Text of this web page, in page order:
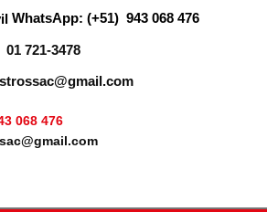
WhatsApp: (+51) 943 068 476
721-3478
068 476